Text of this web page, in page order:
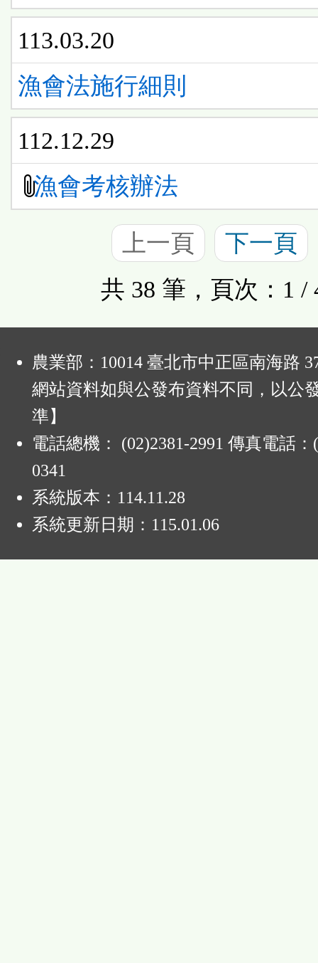
113.03.20
漁會法施行細則
112.12.29
漁會考核辦法
上一頁
下一頁
共 38 筆，頁次：1 /
農業部：10014 臺北市中正區南海路
網站資料如與公發布資料不同，以公
準】
電話總機： (02)2381-2991 傳真電話：
0341
系統版本： 114.11.28
系統更新日期： 115.01.06